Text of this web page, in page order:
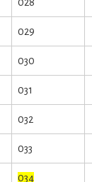
029
030
031
032
033
034